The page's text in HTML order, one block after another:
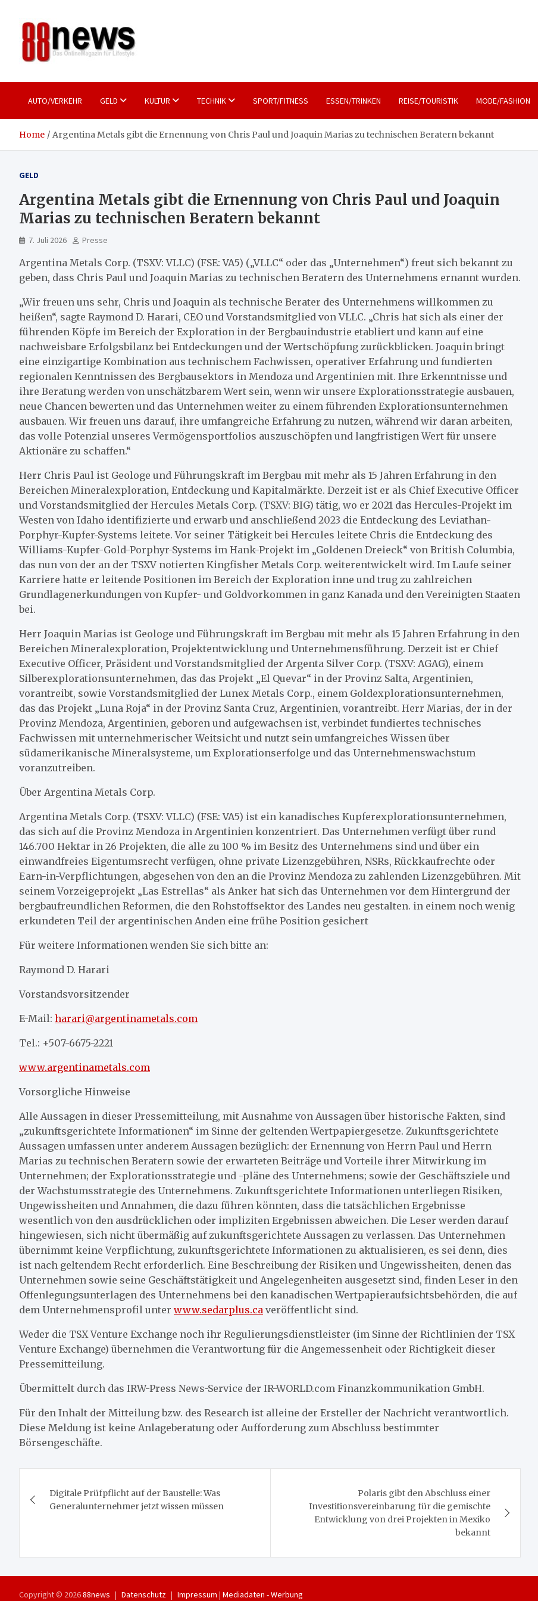
AUTO/VERKEHR GELD KULTUR TECHNIK SPORT/FITNESS ESSEN/TRINKEN REISE/TOURISTIK MODE/FASHION
Home Argentina Metals gibt die Ernennung von Chris Paul und Joaquin Marias zu technischen Beratern bekannt
GELD
Argentina Metals gibt die Ernennung von Chris Paul und Joaquin
Marias zu technischen Beratern bekannt
7. Juli 2026 Presse
Argentina Metals Corp. (TSXV: VLLC) (FSE: VA5) („VLLC“ oder das „Unternehmen“) freut sich bekannt zu
geben, dass Chris Paul und Joaquin Marias zu technischen Beratern des Unternehmens ernannt wurden.
„Wir freuen uns sehr, Chris und Joaquin als technische Berater des Unternehmens willkommen zu
heißen“, sagte Raymond D. Harari, CEO und Vorstandsmitglied von VLLC. „Chris hat sich als einer der
führenden Köpfe im Bereich der Exploration in der Bergbauindustrie etabliert und kann auf eine
nachweisbare Erfolgsbilanz bei Entdeckungen und der Wertschöpfung zurückblicken. Joaquin bringt
eine einzigartige Kombination aus technischem Fachwissen, operativer Erfahrung und fundierten
regionalen Kenntnissen des Bergbausektors in Mendoza und Argentinien mit. Ihre Erkenntnisse und
ihre Beratung werden von unschätzbarem Wert sein, wenn wir unsere Explorationsstrategie ausbauen,
neue Chancen bewerten und das Unternehmen weiter zu einem führenden Explorationsunternehmen
ausbauen. Wir freuen uns darauf, ihre umfangreiche Erfahrung zu nutzen, während wir daran arbeiten,
das volle Potenzial unseres Vermögensportfolios auszuschöpfen und langfristigen Wert für unsere
Aktionäre zu schaffen.“
Herr Chris Paul ist Geologe und Führungskraft im Bergbau mit mehr als 15 Jahren Erfahrung in den
Bereichen Mineralexploration, Entdeckung und Kapitalmärkte. Derzeit ist er als Chief Executive Officer
und Vorstandsmitglied der Hercules Metals Corp. (TSXV: BIG) tätig, wo er 2021 das Hercules-Projekt im
Westen von Idaho identifizierte und erwarb und anschließend 2023 die Entdeckung des Leviathan-
Porphyr-Kupfer-Systems leitete. Vor seiner Tätigkeit bei Hercules leitete Chris die Entdeckung des
Williams-Kupfer-Gold-Porphyr-Systems im Hank-Projekt im „Goldenen Dreieck“ von British Columbia,
das nun von der an der TSXV notierten Kingfisher Metals Corp. weiterentwickelt wird. Im Laufe seiner
Karriere hatte er leitende Positionen im Bereich der Exploration inne und trug zu zahlreichen
Grundlagenerkundungen von Kupfer- und Goldvorkommen in ganz Kanada und den Vereinigten Staaten
bei.
Herr Joaquin Marias ist Geologe und Führungskraft im Bergbau mit mehr als 15 Jahren Erfahrung in den
Bereichen Mineralexploration, Projektentwicklung und Unternehmensführung. Derzeit ist er Chief
Executive Officer, Präsident und Vorstandsmitglied der Argenta Silver Corp. (TSXV: AGAG), einem
Silberexplorationsunternehmen, das das Projekt „El Quevar“ in der Provinz Salta, Argentinien,
vorantreibt, sowie Vorstandsmitglied der Lunex Metals Corp., einem Goldexplorationsunternehmen,
das das Projekt „Luna Roja“ in der Provinz Santa Cruz, Argentinien, vorantreibt. Herr Marias, der in der
Provinz Mendoza, Argentinien, geboren und aufgewachsen ist, verbindet fundiertes technisches
Fachwissen mit unternehmerischer Weitsicht und nutzt sein umfangreiches Wissen über
südamerikanische Mineralsysteme, um Explorationserfolge und das Unternehmenswachstum
voranzutreiben.
Über Argentina Metals Corp.
Argentina Metals Corp. (TSXV: VLLC) (FSE: VA5) ist ein kanadisches Kupferexplorationsunternehmen,
das sich auf die Provinz Mendoza in Argentinien konzentriert. Das Unternehmen verfügt über rund
146.700 Hektar in 26 Projekten, die alle zu 100 % im Besitz des Unternehmens sind und über ein
einwandfreies Eigentumsrecht verfügen, ohne private Lizenzgebühren, NSRs, Rückkaufrechte oder
Earn-in-Verpflichtungen, abgesehen von den an die Provinz Mendoza zu zahlenden Lizenzgebühren. Mit
seinem Vorzeigeprojekt „Las Estrellas“ als Anker hat sich das Unternehmen vor dem Hintergrund der
bergbaufreundlichen Reformen, die den Rohstoffsektor des Landes neu gestalten. in einem noch wenig
erkundeten Teil der argentinischen Anden eine frühe Position gesichert
Für weitere Informationen wenden Sie sich bitte an:
Raymond D. Harari
Vorstandsvorsitzender
E-Mail: harari@argentinametals.com
Tel.: +507-6675-2221
www.argentinametals.com
Vorsorgliche Hinweise
Alle Aussagen in dieser Pressemitteilung, mit Ausnahme von Aussagen über historische Fakten, sind
„zukunftsgerichtete Informationen“ im Sinne der geltenden Wertpapiergesetze. Zukunftsgerichtete
Aussagen umfassen unter anderem Aussagen bezüglich: der Ernennung von Herrn Paul und Herrn
Marias zu technischen Beratern sowie der erwarteten Beiträge und Vorteile ihrer Mitwirkung im
Unternehmen; der Explorationsstrategie und -pläne des Unternehmens; sowie der Geschäftsziele und
der Wachstumsstrategie des Unternehmens. Zukunftsgerichtete Informationen unterliegen Risiken,
Ungewissheiten und Annahmen, die dazu führen könnten, dass die tatsächlichen Ergebnisse
wesentlich von den ausdrücklichen oder impliziten Ergebnissen abweichen. Die Leser werden darauf
hingewiesen, sich nicht übermäßig auf zukunftsgerichtete Aussagen zu verlassen. Das Unternehmen
übernimmt keine Verpflichtung, zukunftsgerichtete Informationen zu aktualisieren, es sei denn, dies
ist nach geltendem Recht erforderlich. Eine Beschreibung der Risiken und Ungewissheiten, denen das
Unternehmen sowie seine Geschäftstätigkeit und Angelegenheiten ausgesetzt sind, finden Leser in den
Offenlegungsunterlagen des Unternehmens bei den kanadischen Wertpapieraufsichtsbehörden, die auf
dem Unternehmensprofil unter www.sedarplus.ca veröffentlicht sind.
Weder die TSX Venture Exchange noch ihr Regulierungsdienstleister (im Sinne der Richtlinien der TSX
Venture Exchange) übernehmen die Verantwortung für die Angemessenheit oder Richtigkeit dieser
Pressemitteilung.
Übermittelt durch das IRW-Press News-Service der IR-WORLD.com Finanzkommunikation GmbH.
Für den Inhalt der Mitteilung bzw. des Research ist alleine der Ersteller der Nachricht verantwortlich.
Diese Meldung ist keine Anlageberatung oder Aufforderung zum Abschluss bestimmter
Börsengeschäfte.
Digitale Prüfpflicht auf der Baustelle: Was
Generalunternehmer jetzt wissen müssen
Polaris gibt den Abschluss einer
Investitionsvereinbarung für die gemischte
Entwicklung von drei Projekten in Mexiko
bekannt
Copyright © 202688news Datenschutz Impressum | Mediadaten - Werbung